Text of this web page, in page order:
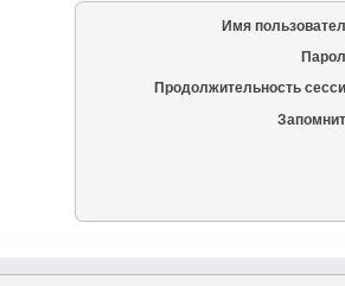
Имя
Продолжительность